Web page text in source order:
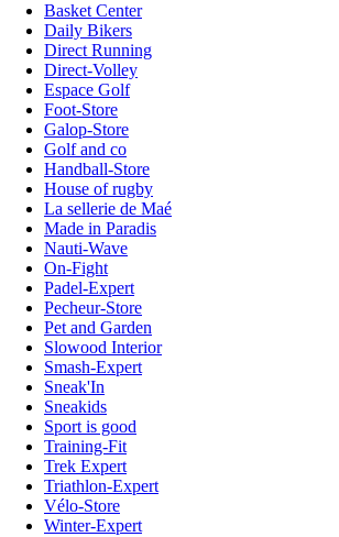
Basket Center
Daily Bikers
Direct Running
Direct-Volley
Espace Golf
Foot-Store
Galop-Store
Golf and co
Handball-Store
House of rugby
La sellerie de Maé
Made in Paradis
Nauti-Wave
On-Fight
Padel-Expert
Pecheur-Store
Pet and Garden
Slowood Interior
Smash-Expert
Sneak'In
Sneakids
Sport is good
Training-Fit
Trek Expert
Triathlon-Expert
Vélo-Store
Winter-Expert